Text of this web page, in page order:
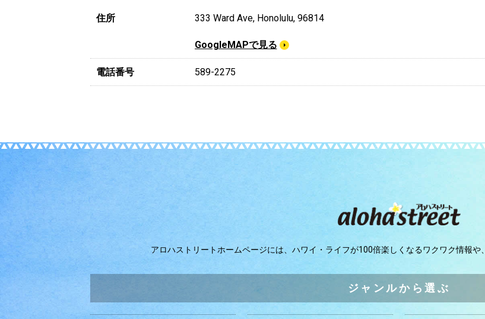
住所 333 Ward Ave, Honolulu, 96814
GoogleMAPで見る
電話番号 589-2275
アロハストリートホームページには、 ハワイ・ライフが100倍楽しくなるワクワク情報や、
ジャンルから選ぶ